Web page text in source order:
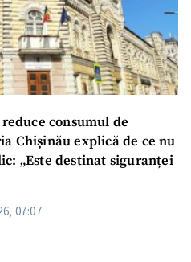
consumul de
Chișinău explică de ce nu
„Este destinat siguranței
07:07